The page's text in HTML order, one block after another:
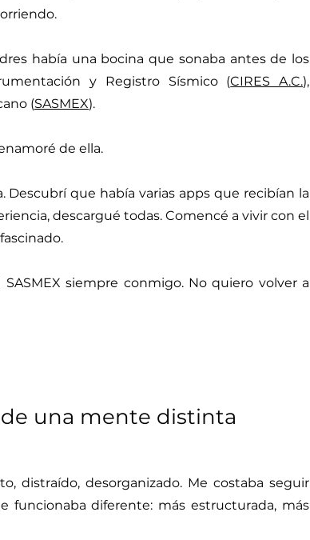
había una bocina que sonaba antes de los
y Registro Sísmico (CIRES A.C.),
(SASMEX).
de ella.
Descubrí que había varias apps que recibían la
descargué todas. Comencé a vivir con el
siempre conmigo. No quiero volver a
una mente distinta
distraído, desorganizado. Me costaba seguir
funcionaba diferente: más estructurada, más